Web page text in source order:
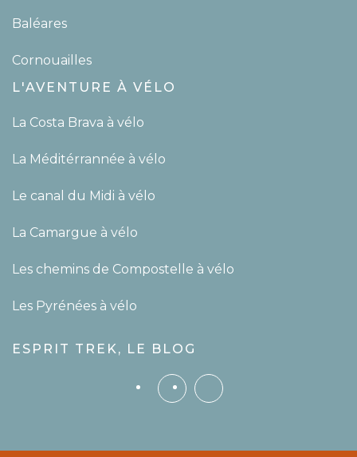
Baléares
Cornouailles
L'AVENTURE À VÉLO
La Costa Brava à vélo
La Méditérrannée à vélo
Le canal du Midi à vélo
La Camargue à vélo
Les chemins de Compostelle à vélo
Les Pyrénées à vélo
ESPRIT TREK, LE BLOG